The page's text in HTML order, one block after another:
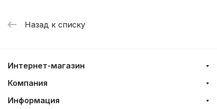
Назад к списку
Интернет-магазин
Компания
Информация